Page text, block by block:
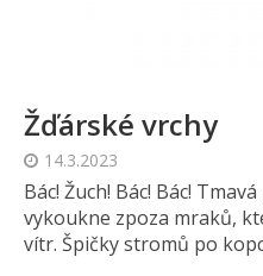
Žďárské vrchy
14.3.2023
Bác! Žuch! Bác! Bác!
vykoukne zpoza mraků,
vítr. Špičky stromů po